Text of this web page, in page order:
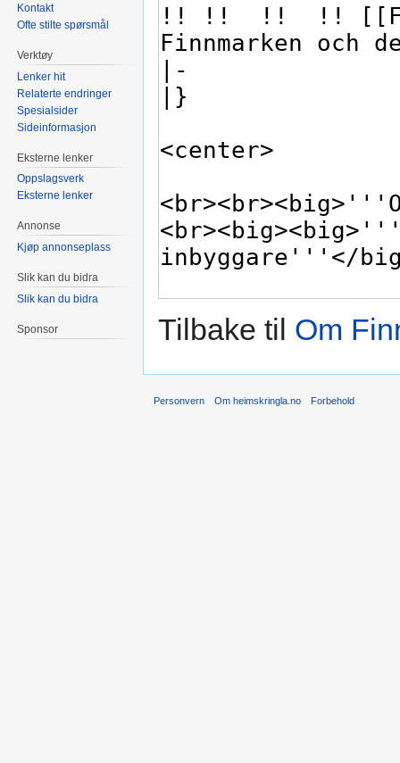
Tilbake til Om
Kontakt
Ofte stilte spørsmål
Verktøy
Lenker hit
Relaterte endringer
Spesialsider
Sideinformasjon
Eksterne lenker
Oppslagsverk
Eksterne lenker
Annonse
Kjøp annonseplass
Slik kan du bidra
Slik kan du bidra
Sponsor
Personvern Om heimskringla.no Forbehold